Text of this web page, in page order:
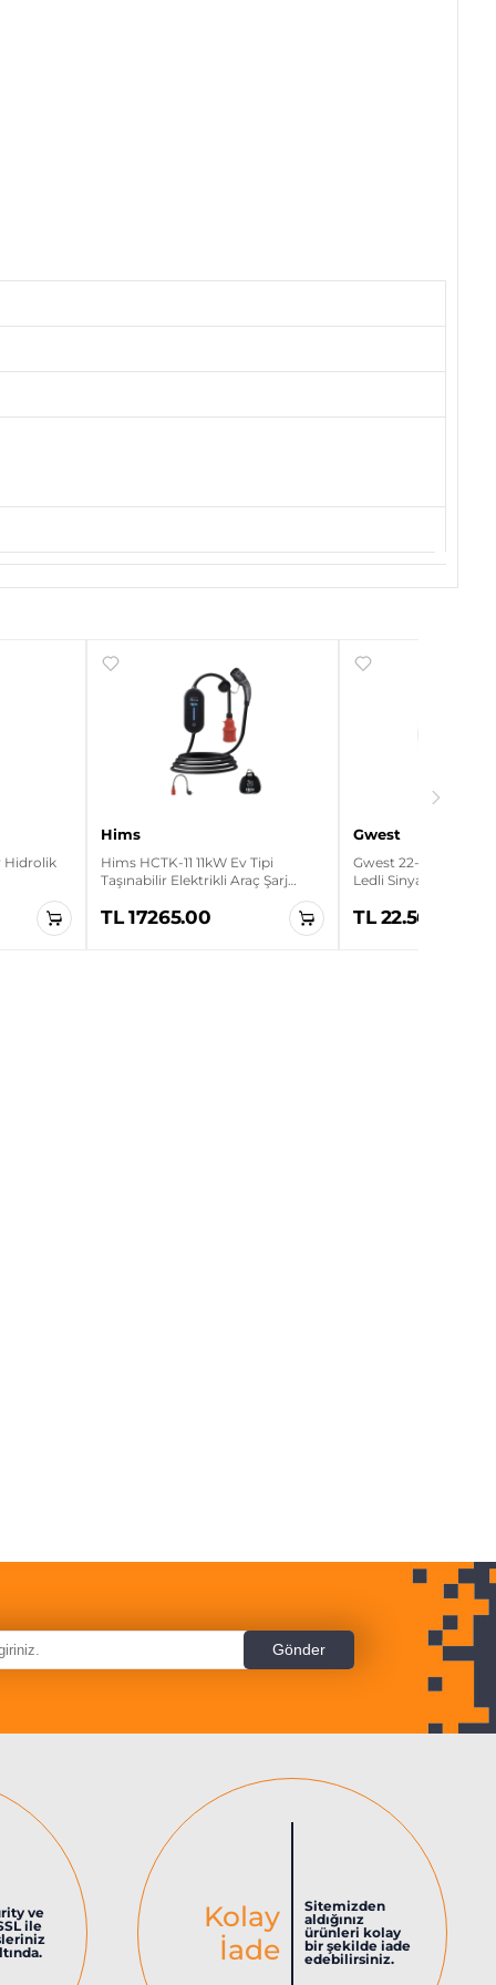
Hidrolik
Hims
Hims HCTK-11 11kW Ev Tipi
Taşınabilir Elektrikli Araç Şarj
TL 17265.00
Gwest
Gwest 22-K 220V
Ledli Sinyal Lambası
TL 22.56
ve
ile
Kolay
İade
Sitemizden
aldığınız
ürünleri kolay
bir şekilde iade
edebilirsiniz.